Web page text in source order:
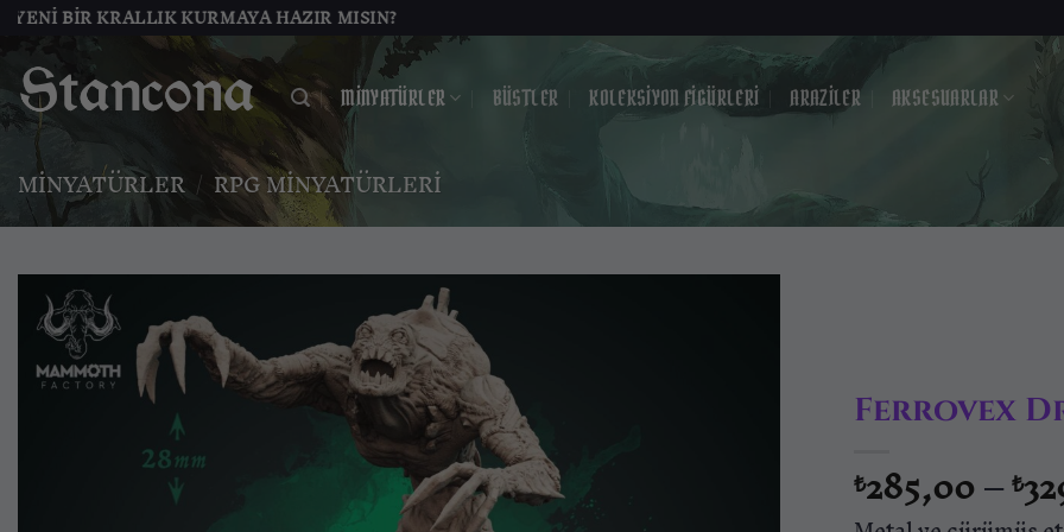
İçeriğeKRALLIK KURMAYA HAZIR MISIN?
MINYATÜRLER BÜSTLER KOLEKSIYON FIGÜRLERI ARAZILER AKSESUARLAR
MINYATÜRLER / RPG MINYATÜRLERI
Ferrovex
₺285,00–₺